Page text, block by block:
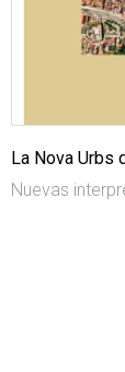
La Nova Urbs
Nuevas